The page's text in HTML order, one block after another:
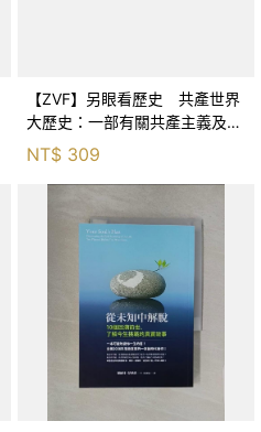
【ZVF】另眼看歷史 共產世界
大歷史：一部有關共產主義及共
產黨兩百年的興衰史_呂正理
NT$ 309